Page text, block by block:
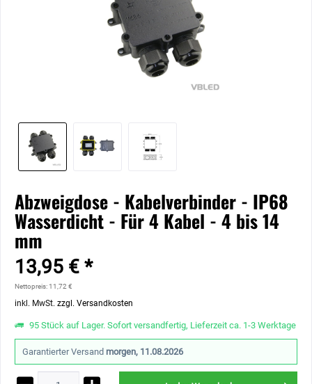
Abzweigdose - Kabelverbinder - IP68
Wasserdicht - Für 4 Kabel - 4 bis 14
mm
13,95 € *
Nettopreis: 11,72 €
inkl. MwSt. zzgl. Versandkosten
95 Stück auf Lager. Sofort versandfertig, Lieferzeit ca. 1-3 Werktage
Garantierter Versand morgen, 11.08.2026